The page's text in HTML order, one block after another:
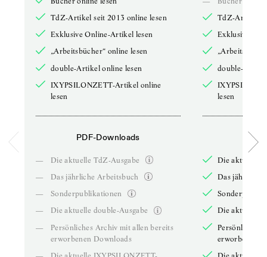
TdZ-Artikel seit 2013 online lesen
Exklusive Online-Artikel lesen
„Arbeitsbücher“ online lesen
double-Artikel online lesen
IXYPSILONZETT-Artikel online
lesen
PDF-Downloads
—
Die aktuelle TdZ-Ausgabe
—
Das jährliche Arbeitsbuch
—
Sonderpublikationen
—
Die aktuelle double-Ausgabe
—
Persönliches Archiv mit allen bereits
erworbenen Downloads
TdZ-Artikel
Exklusive
double-
lesen
Die aktuelle
Das jährliche
Die aktuelle
Persönliches
erworbenen